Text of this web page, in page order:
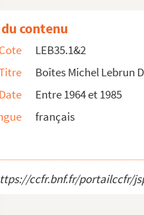
contenu
Cote
LEB35.1&2
Boîtes Michel Lebrun
Date
Entre 1964 et 1985
français
ccfr.bnf.fr/portailccfr/